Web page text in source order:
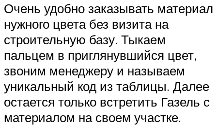
Очень удобно заказывать материал
нужного цвета без визита на
строительную базу. Тыкаем
пальцем в приглянувшийся цвет,
звоним менеджеру и называем
уникальный код из таблицы. Далее
остается только встретить Газель с
материалом на своем участке.